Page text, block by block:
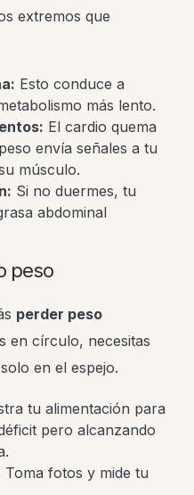
extremos que
Esto conduce a
más lento.
El cardio quema
envía señales a tu
músculo.
Si no duermes, tu
abdominal
peso
perder peso
en círculo, necesitas
en el espejo.
tu alimentación para
pero alcanzando
Toma fotos y mide tu